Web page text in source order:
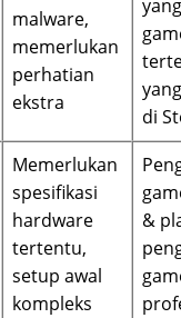
malware,
memerlukan
perhatian
ekstra
di
Memerlukan
spesifikasi
hardware
tertentu,
setup awal
kompleks
&